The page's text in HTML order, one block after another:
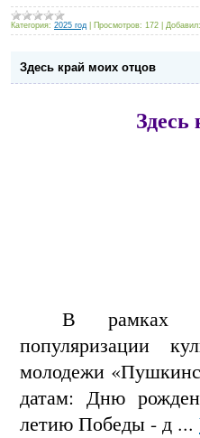
Категория: 2025 год Просмотров: 172 Добавил:
Здесь край моих отцов
В рамках
популяризации
молодежи
датам: Дню
летию Победы - д ...